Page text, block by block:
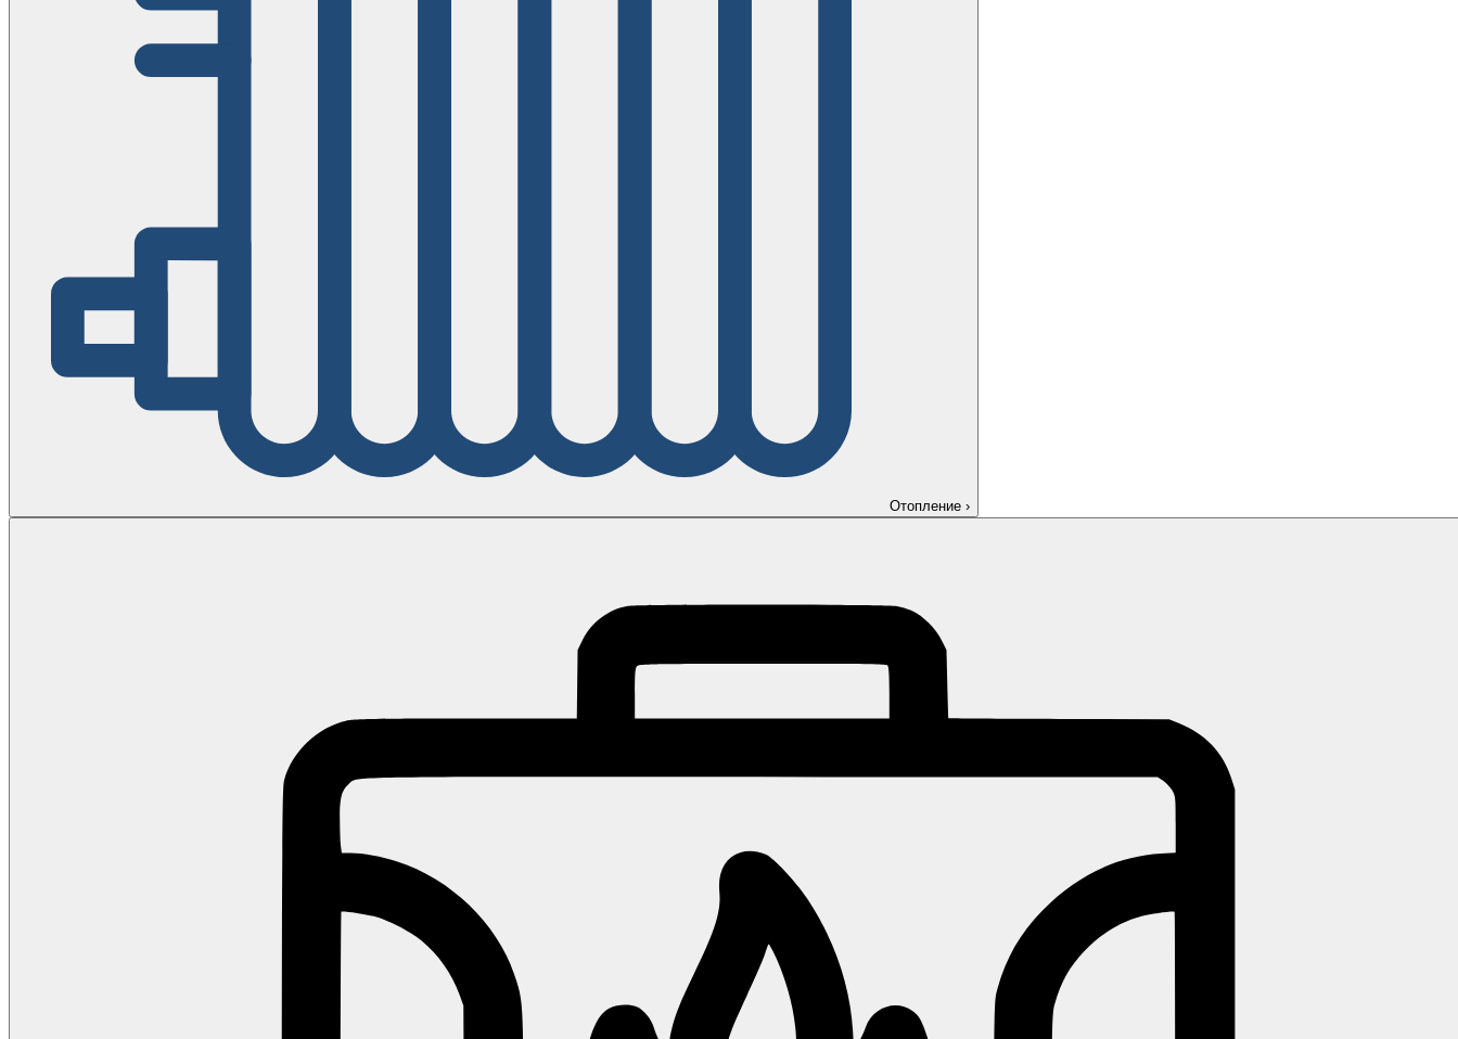
Отопление ›